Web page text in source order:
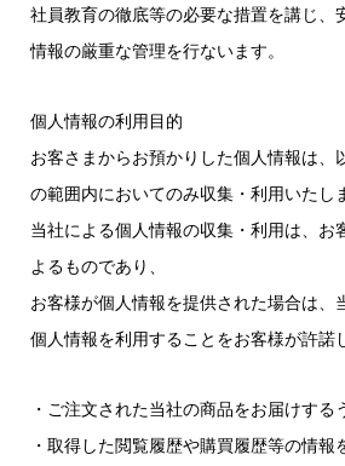
社員教育の徹底等の必要な措置を講じ、
情報の厳重な管理を行ないます。
個人情報の利用目的
お客さまからお預かりした個人情報は、
の範囲内においてのみ収集・利用いたし
当社による個人情報の収集・利用は、お
よるものであり、
お客様が個人情報を提供された場合は、
個人情報を利用することをお客様が許諾
・ご注文された当社の商品をお届けする
・取得した閲覧履歴や購買履歴等の情報